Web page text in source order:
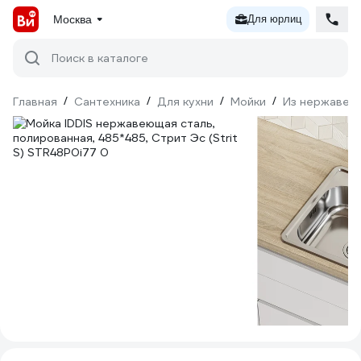
Москва Для юрлиц
Поиск в каталоге
Главная / Сантехника / Для кухни / Мойки / Из